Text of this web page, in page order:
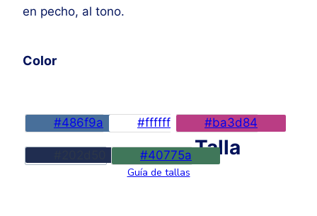
en pecho, al tono.
Color
#486f9a #ffffff #ba3d84
#40775a
Guía de tallas
Talla